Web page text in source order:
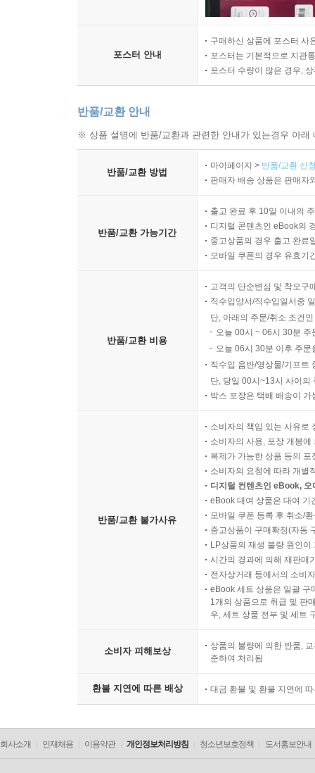
포스터 안내
구매하신 상품에 포스터 사
포스터는 기본적으로 지관
포스터 수량이 많은 경우,
반품/교환 안내
※ 상품 설명에 반품/교환과 관련한 안내가 있는경우 아
반품/교환 방법
마이페이지 > 반품/교환 신
판매자 배송 상품은 판매자
반품/교환 가능기간
출고 완료 후 10일 이내의
디지털 콘텐츠인 eBook의
중고상품의 경우 출고 완료
모바일 쿠폰의 경우 유효기
반품/교환 비용
고객의 단순변심 및 착오구
직수입양서/직수입일서중
단, 아래의 주문/취소 조건
오늘 00시 ~ 06시 30분
오늘 06시 30분 이후 주
직수입 음반/영상물/기프트
단, 당일 00시~13시 사이의
박스 포장은 택배 배송이
반품/교환 불가사유
소비자의 책임 있는 사유로
소비자의 사용, 포장 개봉
복제가 가능한 상품 등의
소비자의 요청에 따라 개별
디지털 컨텐츠인 eBook,
eBook 대여 상품은 대여 기
모바일 쿠폰 등록 후 취소/
중고상품이 구매확정(자동
LP상품의 재생 불량 원인
시간의 경과에 의해 재판매
전자상거래 등에서의 소비
eBook 세트 상품은 일괄 구
1개의 상품으로 취급 및 판
우, 세트 상품 전부 및 세트
소비자 피해보상
상품의 불량에 의한 반품,
준하여 처리됨
환불 지연에 따른 배상 대금 환불 및 환불 지연에
회사소개 인재채용 이용약관 개인정보처리방침 청소년보호정책 도서홍보안내